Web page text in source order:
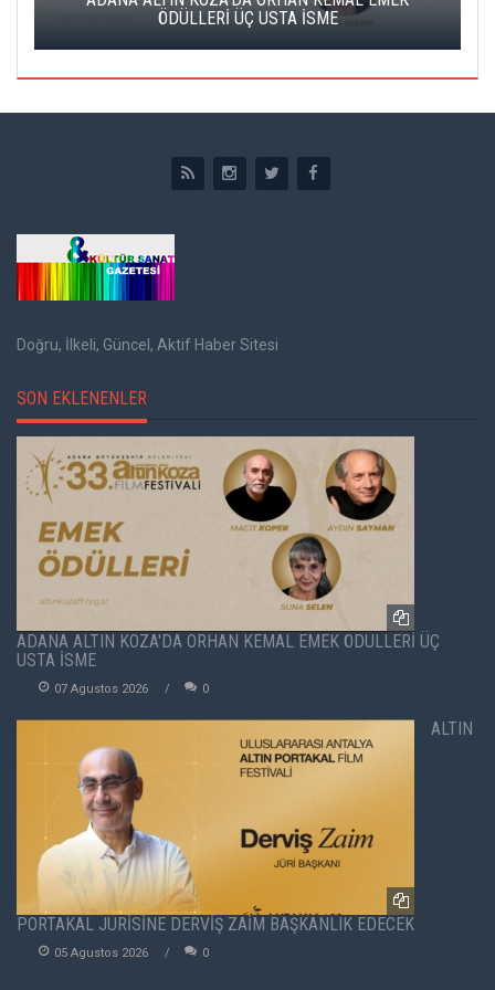
ÖDÜLLERİ ÜÇ USTA İSME
Doğru, İlkeli, Güncel, Aktif Haber Sitesi
SON EKLENENLER
ADANA ALTIN KOZA'DA ORHAN KEMAL EMEK ÖDÜLLERİ ÜÇ
USTA İSME
07 Agustos 2026 0
ALTIN
PORTAKAL JÜRİSİNE DERVİŞ ZAİM BAŞKANLIK EDECEK
05 Agustos 2026 0